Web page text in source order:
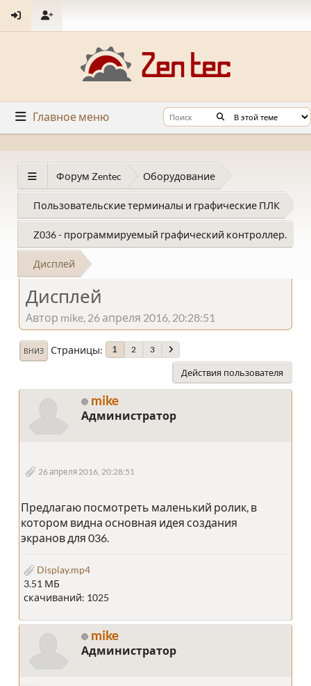
Главное меню
Форум Zentec Оборудование
Пользовательские терминалы и графические ПЛК
Z036 - программируемый графический контроллер.
Дисплей
Дисплей
Автор mike, 26 апреля 2016, 20:28:51
ВНИЗ Страницы 1 2 3
Действия пользователя
mike
Администратор
26 апреля 2016, 20:28:51
Предлагаю посмотреть маленький ролик, в
котором видна основная идея создания
экранов для 036.
Display.mp4
3.51 МБ
скачиваний: 1025
mike
Администратор